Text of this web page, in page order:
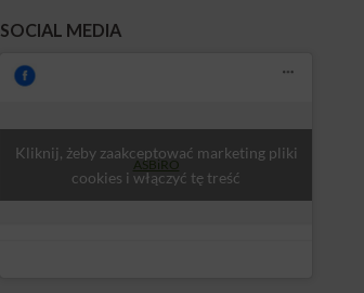
SOCIAL MEDIA
ASBiRO
Kliknij, żeby zaakceptować marketing pliki
cookies i włączyć tę treść